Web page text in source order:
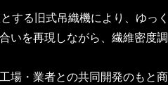
する旧式吊織機により、ゆっ
いを再現しながら、繊維密度
場・業者との共同開発のもと